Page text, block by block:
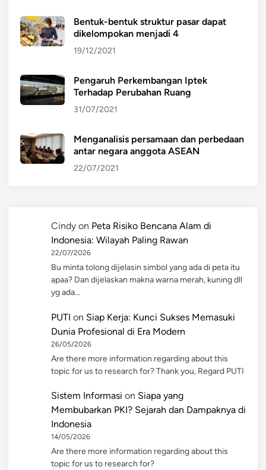
Bentuk-bentuk struktur pasar dapat
dikelompokan menjadi 4
19/12/2021
Pengaruh Perkembangan Iptek
Terhadap Perubahan Ruang
31/07/2021
Menganalisis persamaan dan perbedaan
antar negara anggota ASEAN
22/07/2021
Cindy on Peta Risiko Bencana Alam di
Indonesia: Wilayah Paling Rawan
22/07/2026
Bu minta tolong dijelasin simbol yang ada di peta itu
apaa? Dan dijelaskan makna warna merah, kuning dll
yg ada…
PUTI on Siap Kerja: Kunci Sukses Memasuki
Dunia Profesional di Era Modern
26/05/2026
Are there more information regarding about this
topic for us to research for? Thank you, Regard PUTI
Sistem Informasi on Siapa yang
Membubarkan PKI? Sejarah dan Dampaknya di
Indonesia
14/05/2026
Are there more information regarding about this
topic for us to research for?